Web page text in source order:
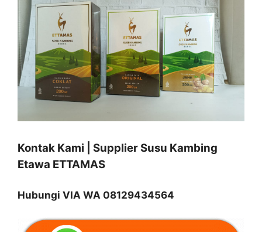
Kontak Kami | Supplier Susu Kambing
Etawa ETTAMAS
Hubungi VIA WA 08129434564